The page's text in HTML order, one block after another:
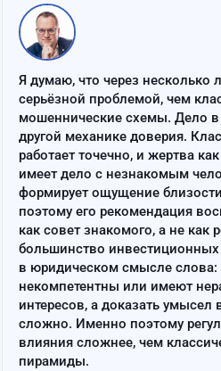
Я думаю, что через несколько
серьёзной проблемой, чем
мошеннические схемы. Дело в
другой механике доверия.
работает точечно, и жертва
имеет дело с незнакомым
формирует ощущение
поэтому его рекомендация
как совет знакомого, а не как
большинство
в юридическом смысле слова:
некомпетентны или имеют
интересов, а доказать умысел
сложно. Именно поэтому
влияния сложнее, чем
пирамиды.